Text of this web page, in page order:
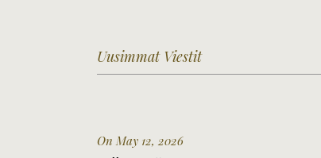
Uusimmat Viestit
On May 12, 2026